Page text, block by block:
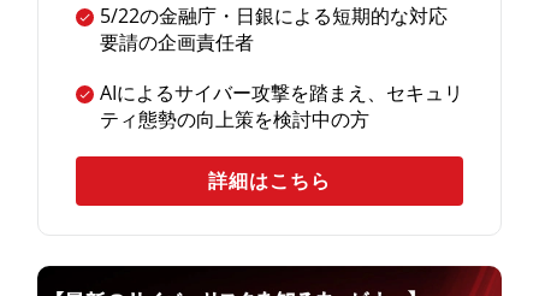
5/22の金融庁・日銀による短期的な対応
要請の企画責任者
AIによるサイバー攻撃を踏まえ、セキュリ
ティ態勢の向上策を検討中の方
詳細はこちら